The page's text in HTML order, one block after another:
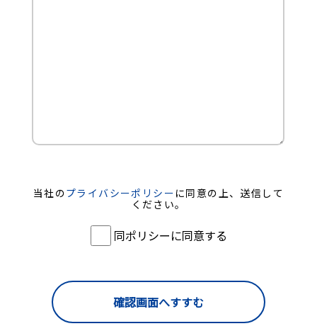
当社のプライバシーポリシー に同意の上、送信して
ください。
同ポリシーに同意する